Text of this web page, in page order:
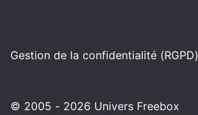
Gestion de la confidentialité (RGPD)
© 2005 - 2026 Univers Freebox